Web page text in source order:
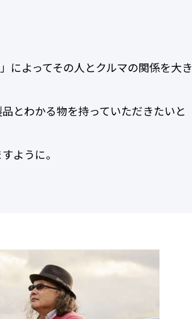
によってその人とクルマの関係を大き
とわかる物を持っていただきたいと
ように。